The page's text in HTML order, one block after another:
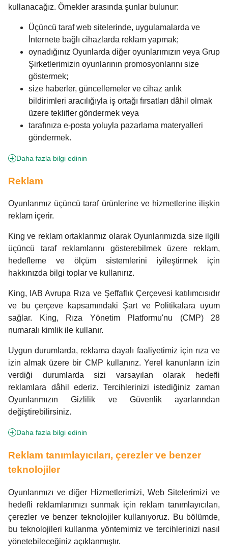
kullanacağız. Örnekler arasında şunlar bulunur:
Üçüncü taraf web sitelerinde, uygulamalarda ve
İnternete bağlı cihazlarda reklam yapmak;
oynadığınız Oyunlarda diğer oyunlarımızın veya Grup
Şirketlerimizin oyunlarının promosyonlarını size
göstermek;
size haberler, güncellemeler ve cihaz anlık
bildirimleri aracılığıyla iş ortağı fırsatları dâhil olmak
üzere teklifler göndermek veya
tarafınıza e-posta yoluyla pazarlama materyalleri
göndermek.
Daha fazla bilgi edinin
Reklam
Oyunlarımız üçüncü taraf ürünlerine ve hizmetlerine ilişkin
reklam içerir.
King ve reklam ortaklarımız olarak Oyunlarımızda size ilgili
üçüncü taraf reklamlarını gösterebilmek üzere reklam,
hedefleme ve ölçüm sistemlerini iyileştirmek için
hakkınızda bilgi toplar ve kullanırız.
King, IAB Avrupa Rıza ve Şeffaflık Çerçevesi katılımcısıdır
ve bu çerçeve kapsamındaki Şart ve Politikalara uyum
sağlar. King, Rıza Yönetim Platformu'nu (CMP) 28
numaralı kimlik ile kullanır.
Uygun durumlarda, reklama dayalı faaliyetimiz için rıza ve
izin almak üzere bir CMP kullanırız. Yerel kanunların izin
verdiği durumlarda sizi varsayılan olarak hedefli
reklamlara dâhil ederiz. Tercihlerinizi istediğiniz zaman
Oyunlarımızın Gizlilik ve Güvenlik ayarlarından
değiştirebilirsiniz.
Daha fazla bilgi edinin
Reklam tanımlayıcıları, çerezler ve benzer
teknolojiler
Oyunlarımızı ve diğer Hizmetlerimizi, Web Sitelerimizi ve
hedefli reklamlarımızı sunmak için reklam tanımlayıcıları,
çerezler ve benzer teknolojiler kullanıyoruz. Bu bölümde,
bu teknolojileri kullanma yöntemimiz ve tercihlerinizi nasıl
yönetebileceğiniz açıklanmıştır.